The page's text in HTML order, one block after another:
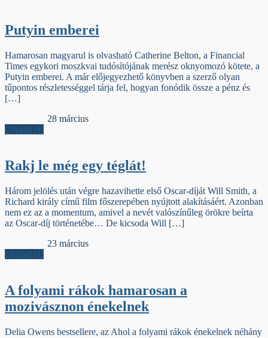
Putyin emberei
Hamarosan magyarul is olvasható Catherine Belton, a Financial
Times egykori moszkvai tudósítójának merész oknyomozó kötete, a
Putyin emberei. A már előjegyezhető könyvben a szerző olyan
tűpontos részletességgel tárja fel, hogyan fonódik össze a pénz és
[…]
28 március
Olvasd el!
Rakj le még egy téglát!
Három jelölés után végre hazavihette első Oscar-díját Will Smith, a
Richard király című film főszerepében nyújtott alakításáért. Azonban
nem ez az a momentum, amivel a nevét valószínűleg örökre beírta
az Oscar-díj történetébe… De kicsoda Will […]
23 március
Olvasd el!
A folyami rákok hamarosan a
mozivásznon énekelnek
Delia Owens bestsellere, az Ahol a folyami rákok énekelnek néhány